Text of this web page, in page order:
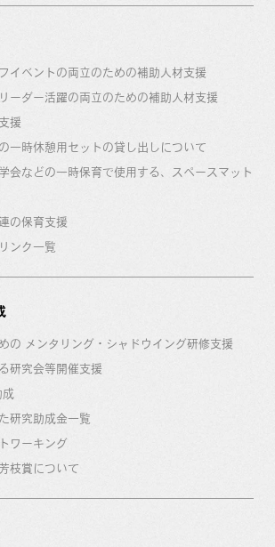
イベントの両立のための補助人材支援
ーダー活躍の両立のための補助人材支援
援
一時休憩用セットの貸し出しについて
会などの一時保育で使用する、スペースマット
の保育支援
ンク一覧
の メンタリング・シャドウイング研修支援
研究会等開催支援
成
研究助成金一覧
ワーキング
枝賞について